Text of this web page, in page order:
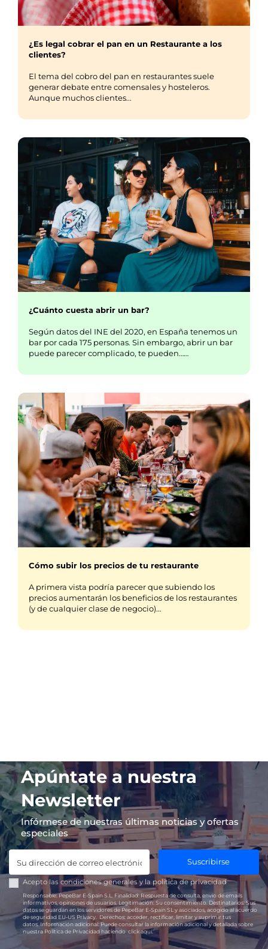
¿Es legal cobrar el pan en un Restaurante a los
clientes?
El tema del cobro del pan en restaurantes suele
generar debate entre comensales y hosteleros.
Aunque muchos clientes...
¿Cuánto cuesta abrir un bar?
Según datos del INE del 2020, en España tenemos un
bar por cada 175 personas. Sin embargo, abrir un bar
puede parecer complicado, te pueden……
Cómo subir los precios de tu restaurante
A primera vista podría parecer que subiendo los
precios aumentarán los beneficios de los restaurantes
(y de cualquier clase de negocio)…
Apúntate a nuestra
Newsletter
Infórmese de nuestras últimas noticias y ofertas
especiales
Suscribirse
Acepto las condiciones generales y lapolítica de privacidad
Responsable:PepeBar E-Spain S.L. Finalidad: Respuesta de consulta, envío de emails
informativos, opiniones de usuarios. Legitimación: Su consentimiento. Destinatarios:Sus
datos se guardan en los servidores de PepeBar E-Spain SL y asociados, acogido al acuerdo
de seguridad EU-US Privacy.
Derechos: acceder, rectificar, limitar y suprimir tus
datos.Información adicional:Puede consultar la información adicional y detallada sobre
nuestra Política de Privacidad haciendoclick aquí.